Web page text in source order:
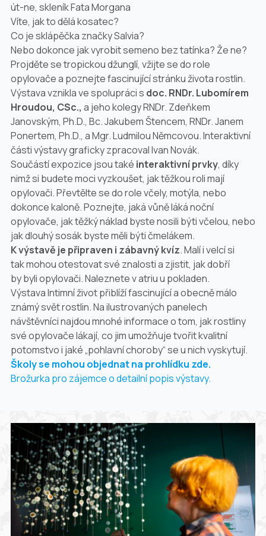
út-ne, skleník Fata Morgana
Víte, jak to dělá kosatec?
Co je sklápěčka značky Salvia?
Nebo dokonce jak vyrobit semeno bez tatínka? Že ne?
Projděte se tropickou džunglí, vžijte se do role
opylovače a poznejte fascinující stránku života rostlin.
Výstava vznikla ve spolupráci s doc. RNDr. Lubomírem
Hroudou, CSc., a jeho kolegy RNDr. Zdeňkem
Janovským, Ph.D., Bc. Jakubem Štencem, RNDr. Janem
Ponertem, Ph.D., a Mgr. Ludmilou Němcovou. Interaktivní
části výstavy graficky zpracoval Ivan Novák.
Součástí expozice jsou také interaktivní prvky, díky
nimž si budete moci vyzkoušet, jak těžkou roli mají
opylovači. Převtělte se do role včely, motýla, nebo
dokonce kaloně. Poznejte, jaká vůně láká noční
opylovače, jak těžký náklad byste nosili býti včelou, nebo
jak dlouhý sosák byste měli býti čmelákem.
K výstavě je připraven i zábavný kvíz. Malí i velcí si
tak mohou otestovat své znalosti a zjistit, jak dobří
by byli opylovači. Naleznete v atriu u pokladen.
Výstava Intimní život přiblíží fascinující a obecně málo
známý svět rostlin. Na ilustrovaných panelech
návštěvníci najdou mnohé informace o tom, jak rostliny
své opylovače lákají, co jim umožňuje tvořit kvalitní
potomstvo i jaké „pohlavní choroby“ se u nich vyskytují.
Školy se mohou objednat na prohlídku zde.
Brožurka pro zájemce o detailní popis výstavy.